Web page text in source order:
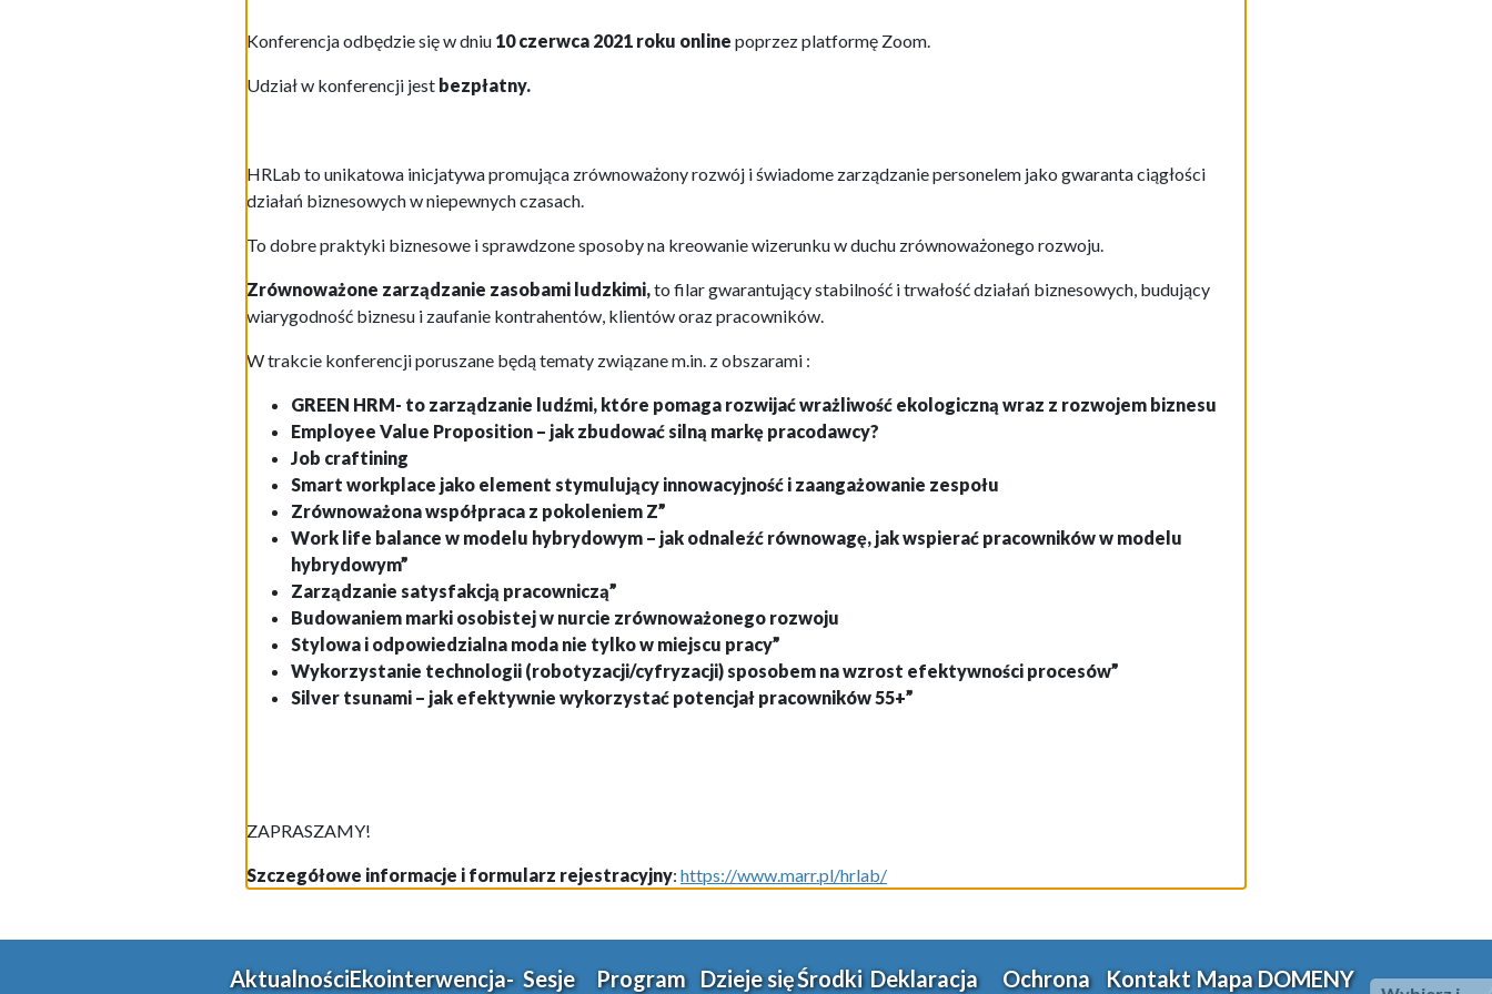
Konferencja odbędzie się w dniu 10 czerwca 2021 roku online poprzez platformę Zoom.
Udział w konferencji jest bezpłatny.
HRLab to unikatowa inicjatywa promująca zrównoważony rozwój i świadome zarządzanie personelem jako gwaranta ciągłości
działań biznesowych w niepewnych czasach.
To dobre praktyki biznesowe i sprawdzone sposoby na kreowanie wizerunku w duchu zrównoważonego rozwoju.
Zrównoważone zarządzanie zasobami ludzkimi,to filar gwarantujący stabilność i trwałość działań biznesowych, budujący
wiarygodność biznesu i zaufanie kontrahentów, klientów oraz pracowników.
W trakcie konferencji poruszane będą tematy związane m.in. z obszarami :
GREEN HRM- to zarządzanie ludźmi, które pomaga rozwijać wrażliwość ekologiczną wraz z rozwojem biznesu
Employee Value Proposition – jak zbudować silną markę pracodawcy?
Job craftining
Smart workplace jako element stymulujący innowacyjność i zaangażowanie zespołu
Zrównoważona współpraca z pokoleniem Z”
Work life balance w modelu hybrydowym – jak odnaleźć równowagę, jak wspierać pracowników w modelu
hybrydowym”
Zarządzanie satysfakcją pracowniczą”
Budowaniem marki osobistej w nurcie zrównoważonego rozwoju
Stylowa i odpowiedzialna moda nie tylko w miejscu pracy”
Wykorzystanie technologii (robotyzacji/cyfryzacji) sposobem na wzrost efektywności procesów”
Silver tsunami – jak efektywnie wykorzystać potencjał pracowników 55+”
ZAPRASZAMY!
Szczegółowe informacje i formularz rejestracyjny: https://www.marr.pl/hrlab/
AktualnościEkointerwencja- Sesje Program Dzieje sięŚrodki Deklaracja Ochrona Kontakt MapaDOMENY